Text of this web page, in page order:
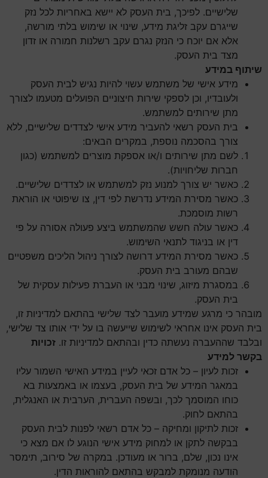
שלישיים. לפיכך, בית העסק לא יישא באחריות לכל נזק
שייגרם עקב זליגת מידע, שינוי או שימוש בלתי מורשה,
אלא אם יוכח כי הנזק נגרם עקב רשלנות חמורה או זדון
מצד בית העסק.
שיתוף במידע
מידע אישי של משתמש עשוי להיות נגיש לבית העסק
ולעובדיו, וכן לספקי שירות חיצוניים הפועלים מטעמו לצורך
מתן שירותים למשתמש.
בית העסק רשאי להעביר מידע אישי לצדדים שלישיים, ללא
צורך בהסכמה נוספת, במקרים הבאים:
לשם מתן שירותים ו/או אספקת מוצרים למשתמש (כגון
חברות שליחויות).
כאשר יש צורך למנוע נזק למשתמש או לצדדים שלישיים.
כאשר מסירת המידע נדרשת לפי דין, צו שיפוטי או הוראת
רשות מוסמכת.
כאשר עולה חשש שהמשתמש ביצע פעולה אסורה על פי
דין או בניגוד לתנאי השימוש.
כאשר מסירת המידע דרושה לצורך ניהול הליכים משפטיים
שבהם מעורב בית העסק.
במסגרת מיזוג, שינוי מבני או העברת פעילות עסקית של
בית העסק.
מובהר כי מרגע שמידע מועבר לצד שלישי בהתאם למדיניות זו,
בית העסק אינו אחראי לשימוש שייעשה בו על ידי אותו צד שלישי,
ובלבד שההעברה נעשתה כדין ובהתאם למדיניות זו. זכויות
בקשר למידע
זכות לעיון – כל אדם זכאי לעיין במידע האישי השמור עליו
במאגר המידע של בית העסק, בעצמו או באמצעות בא
כוחו המוסמך לכך, ובשפה העברית, הערבית או האנגלית,
בהתאם לחוק.
זכות לתיקון ומחיקה – כל אדם רשאי לפנות לבית העסק
בבקשה לתקן או למחוק מידע אישי הנוגע לו אם מצא כי
אינו נכון, שלם, ברור או מעודכן. במקרה של סירוב, תימסר
הודעה מנומקת למבקש בהתאם להוראות הדין.